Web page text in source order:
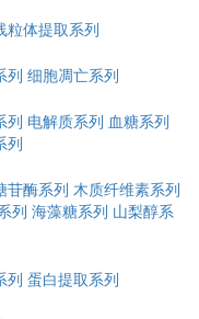
粒体提取系列
列 细胞凋亡系列
列 电解质系列 血糖系列
列
苷酶系列 木质纤维素系列
列 海藻糖系列 山梨醇系
列 蛋白提取系列